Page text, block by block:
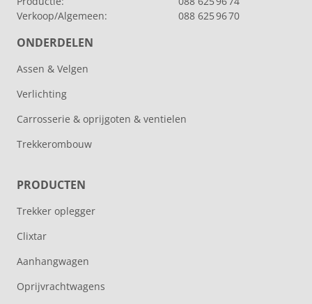
Verkoop/Algemeen:
088 625 96 70
ONDERDELEN
Assen & Velgen
Verlichting
Carrosserie & oprijgoten & ventielen
Trekkerombouw
PRODUCTEN
Trekker oplegger
Clixtar
Aanhangwagen
Oprijvrachtwagens